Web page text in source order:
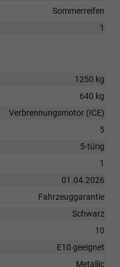
Sommerreifen
1
1250 kg
640 kg
Verbrennungsmotor (ICE)
5
5-türig
1
01.04.2026
Fahrzeuggarantie
Schwarz
10
E10 geeignet
Metallic